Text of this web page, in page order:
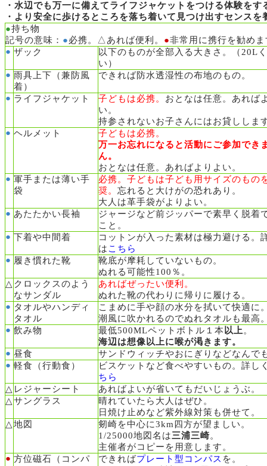
・水辺でも万一に備えてライフジャケットをつける体験をす
・より安全に歩けるところを落ち着いて 見つけ出すセンスを
●持ち物
記号の意味： ●必携。△あれば便利。 ●非常用に携行を勧めま
● ザック
以下のものが全部入る大きさ。（20L
い）
● 雨具上下（兼防風
着）
できれば防水透湿性の布地のもの。
● ライフジャケット 子どもは必携。 おとなは任意。あれば
い。
持参されないお子さんにはお貸ししま
● ヘルメット
子どもは必携。
万一お忘れになると活動にご参加でき
ん。
おとなは任意。あればよりよい。
● 軍手または薄い手
袋
必携。子どもは子ども用サイズのもの
奨。 忘れると大けがの恐れあり。
大人は革手袋がよりよい。
● あたたかい長袖
ジャージなど前ジッパーで素早く脱着
こと。
● 下着や中間着
コットンが入った素材は極力避ける。
は こちら
● 履き慣れた靴
靴底が摩耗していないもの。
ぬれる可能性100％。
△ クロックスのよう
なサンダル
あればぜったい便利。
ぬれた靴の代わりに帰りに履ける。
● タオルやハンディ
タオル
こまめに手や顔の水分を拭いて快適に
潮風に吹かれるのでぬれタオルも最高
● 飲み物 最低500MLペットボトル１本以上。
海辺は想像以上に喉が渇きます。
● 昼食 サンドウィッチやおにぎりなどなんで
● 軽食（行動食）
ビスケットなど食べやすいもの。詳し
ちら
△ レジャーシート
あればよいが省いてもだいじょうぶ。
△サングラス
晴れていたら大人はぜひ。
日焼け止めなど紫外線対策も併せて。
△地図
剱崎を中心に3km四方が望ましい。
1/25000地図名は三浦三崎。
主催者がコピーを用意します。
● 方位磁石（コンパ
できればプレート型コンパス を。